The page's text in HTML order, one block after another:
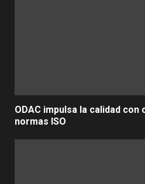
ODAC impulsa la calidad
normas ISO